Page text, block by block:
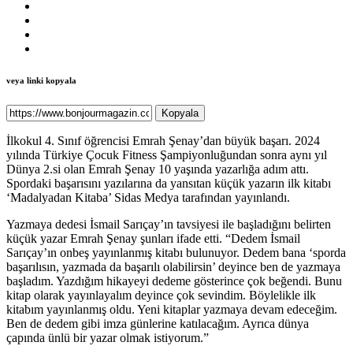
veya linki kopyala
Kopyala
İlkokul 4. Sınıf öğrencisi Emrah Şenay’dan büyük başarı. 2024
yılında Türkiye Çocuk Fitness Şampiyonluğundan sonra aynı yıl
Dünya 2.si olan Emrah Şenay 10 yaşında yazarlığa adım attı.
Spordaki başarısını yazılarına da yansıtan küçük yazarın ilk kitabı
‘Madalyadan Kitaba’ Sidas Medya tarafından yayınlandı.
Yazmaya dedesi İsmail Sarıçay’ın tavsiyesi ile başladığını belirten
küçük yazar Emrah Şenay şunları ifade etti. “Dedem İsmail
Sarıçay’ın onbeş yayınlanmış kitabı bulunuyor. Dedem bana ‘sporda
başarılısın, yazmada da başarılı olabilirsin’ deyince ben de yazmaya
başladım. Yazdığım hikayeyi dedeme gösterince çok beğendi. Bunu
kitap olarak yayınlayalım deyince çok sevindim. Böylelikle ilk
kitabım yayınlanmış oldu. Yeni kitaplar yazmaya devam edeceğim.
Ben de dedem gibi imza günlerine katılacağım. Ayrıca dünya
çapında ünlü bir yazar olmak istiyorum.”